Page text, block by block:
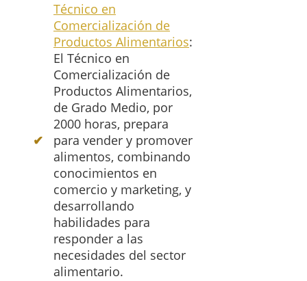
Técnico en
Comercialización de
Productos Alimentarios:
El Técnico en
Comercialización de
Productos Alimentarios,
de Grado Medio, por
2000 horas, prepara
para vender y promover
alimentos, combinando
conocimientos en
comercio y marketing, y
desarrollando
habilidades para
responder a las
necesidades del sector
alimentario.